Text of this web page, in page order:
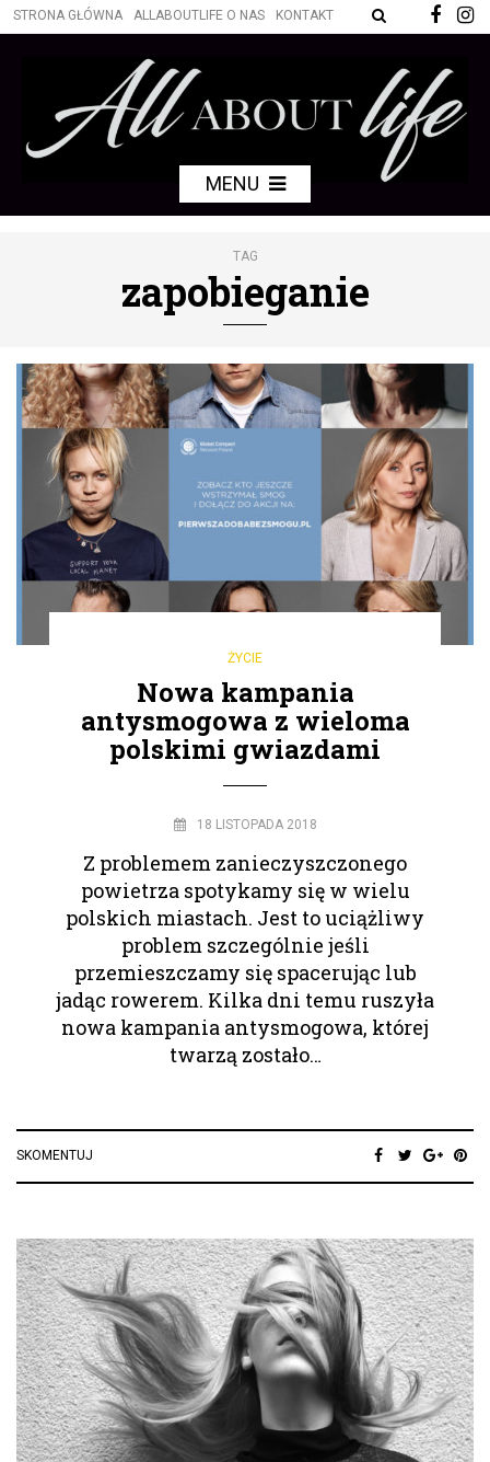
STRONA GŁÓWNA ALLABOUTLIFE O NAS KONTAKT
MENU
TAG
zapobieganie
ŻYCIE
Nowa kampania
antysmogowa z wieloma
polskimi gwiazdami
18 LISTOPADA 2018
Z problemem zanieczyszczonego
powietrza spotykamy się w wielu
polskich miastach. Jest to uciążliwy
problem szczególnie jeśli
przemieszczamy się spacerując lub
jadąc rowerem. Kilka dni temu ruszyła
nowa kampania antysmogowa, której
twarzą zostało…
SKOMENTUJ